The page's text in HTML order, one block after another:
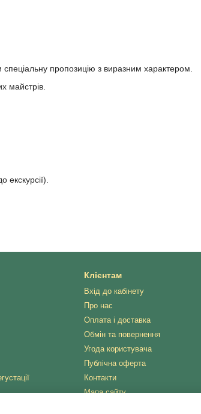
пропозицію з виразним характером.
майстрів.
екскурсії).
Клієнтам
Вхід до кабінету
Про нас
Оплата і доставка
Обмін та повернення
Угода користувача
Публічна оферта
Контакти
Мапа сайту